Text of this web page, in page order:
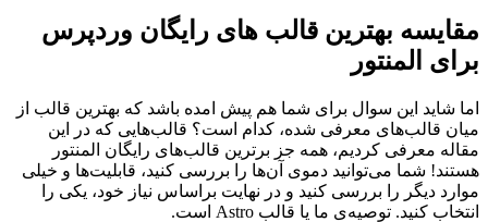
مقایسه بهترین قالب های رایگان وردپرس
برای المنتور
اما شاید این سوال برای شما هم پیش امده باشد که بهترین قالب از
میان قالب‌های معرفی شده، کدام است؟ قالب‌هایی که در این
مقاله معرفی کردیم، همه جز برترین قالب‌های رایگان المنتور
هستند! شما می‌توانید دموی آن‌ها را بررسی کنید، قابلیت‌ها و خیلی
موارد دیگر را بررسی کنید و در نهایت براساس نیاز خود، یکی را
انتخاب کنید. توصیه‌ی ما یا قالب Astro است.